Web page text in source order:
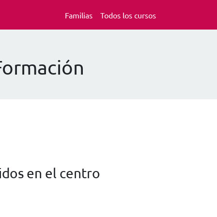
Familias Todos los cursos
en el centro